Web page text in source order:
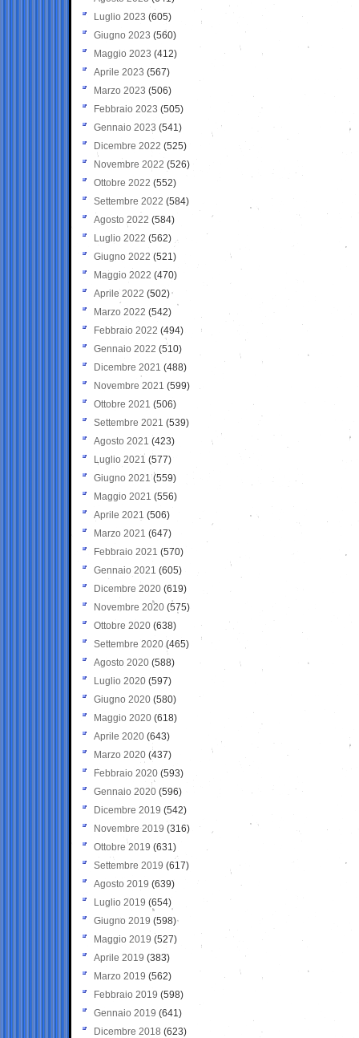
Luglio 2023 (605)
Giugno 2023 (560)
Maggio 2023 (412)
Aprile 2023 (567)
Marzo 2023 (506)
Febbraio 2023 (505)
Gennaio 2023 (541)
Dicembre 2022 (525)
Novembre 2022 (526)
Ottobre 2022 (552)
Settembre 2022 (584)
Agosto 2022 (584)
Luglio 2022 (562)
Giugno 2022 (521)
Maggio 2022 (470)
Aprile 2022 (502)
Marzo 2022 (542)
Febbraio 2022 (494)
Gennaio 2022 (510)
Dicembre 2021 (488)
Novembre 2021 (599)
Ottobre 2021 (506)
Settembre 2021 (539)
Agosto 2021 (423)
Luglio 2021 (577)
Giugno 2021(559)
Maggio 2021 (556)
Aprile 2021 (506)
Marzo 2021 (647)
Febbraio 2021 (570)
Gennaio 2021 (605)
Dicembre 2020 (619)
Novembre 2020 (575)
Ottobre 2020 (638)
Settembre 2020(465)
Agosto 2020 (588)
Luglio 2020 (597)
Giugno 2020 (580)
Maggio 2020 (618)
Aprile 2020 (643)
Marzo 2020 (437)
Febbraio 2020 (593)
Gennaio 2020 (596)
Dicembre 2019 (542)
Novembre 2019 (316)
Ottobre 2019 (631)
Settembre 2019 (617)
Agosto 2019 (639)
Luglio 2019 (654)
Giugno 2019 (598)
Maggio 2019 (527)
Aprile 2019 (383)
Marzo 2019 (562)
Febbraio 2019 (598)
Gennaio 2019 (641)
Dicembre 2018 (623)